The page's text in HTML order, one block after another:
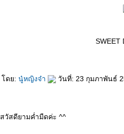
SWEET
ดย: นู๋หญิงจ๋า วันที่: 23 กุมภาพันธ์
สวัสดียามค่ำมืดค่ะ ^^